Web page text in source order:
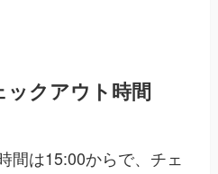
クアウト時間
間は15:00からで、チェ